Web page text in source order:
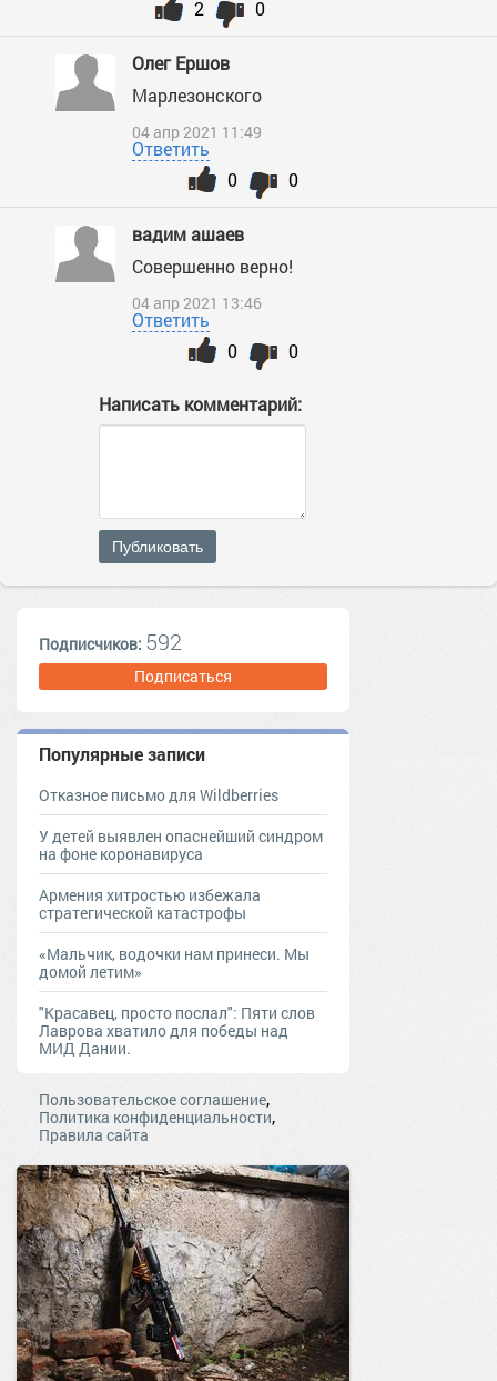
0
2
Олег Ершов
Марлезонского
04 апр 2021 11:49
Ответить
0
0
вадим ашаев
Совершенно верно!
04 апр 2021 13:46
Ответить
0
0
Написать комментарий:
Публиковать
Подписчиков: 592
Подписаться
Популярные записи
Отказное письмо для Wildberries
У детей выявлен опаснейший синдром
на фоне коронавируса
Армения хитростью избежала
стратегической катастрофы
«Мальчик, водочки нам принеси. Мы
домой летим»
"Красавец, просто послал": Пяти слов
Лаврова хватило для победы над
МИД Дании.
Пользовательское соглашение,
Политика конфиденциальности,
Правила сайта